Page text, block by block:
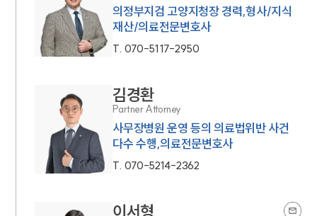
의정부지검 고양지청장 경력,형사/지식
재산/의료전문변호사
T. 070-5117-2950
김경환
Partner Attorney
사무장병원 운영 등의 의료법위반 사건
다수 수행,의료전문변호사
T. 070-5214-2362
이서형